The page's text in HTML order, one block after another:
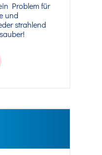
Problem für
und
strahlend